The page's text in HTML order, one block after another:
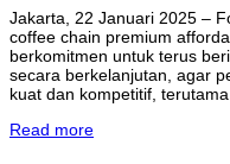
Jakarta, 22 Januari 2025 –
coffee chain premium
berkomitmen untuk terus
secara berkelanjutan, agar
kuat dan kompetitif, terutama
Read more